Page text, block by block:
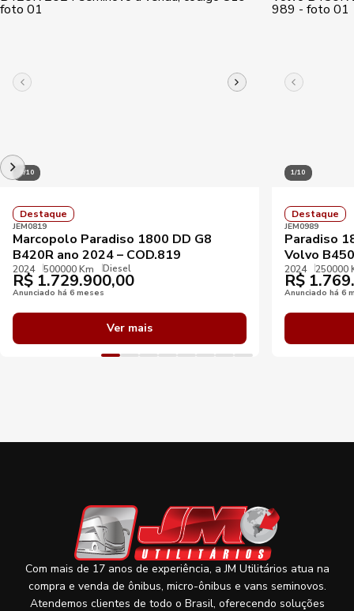
1/10
Destaque
JEM0819
Marcopolo Paradiso 1800 DD G8
B420R ano 2024 – COD.819
2024 500000 Km Diesel
R$ 1.729.900,00
Anunciado há 6 meses
Ver mais
1/10
Destaque
JEM0989
Paradiso
Volvo
2024 250000
R$
Anunciado há 6
Com mais de 17 anos de experiência, a JM Utilitários atua na
compra e venda de ônibus, micro-ônibus e vans seminovos.
Atendemos clientes de todo o Brasil, oferecendo soluções